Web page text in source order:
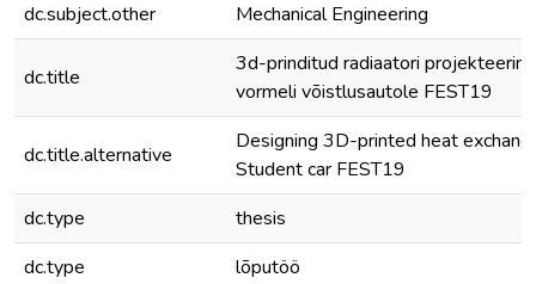
dc.subject.other
Mechanical Engineering
dc.title
3d-prinditud radiaatori
vormeli võistlusautole FEST19
dc.title.alternative
Designing 3D-printed heat
Student car FEST19
dc.type
thesis
dc.type
lõputöö